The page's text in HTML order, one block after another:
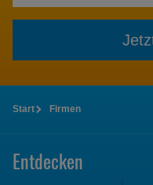
Start Firmen
Entdecken